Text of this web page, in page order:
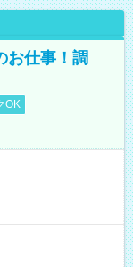
お仕事！調
OK